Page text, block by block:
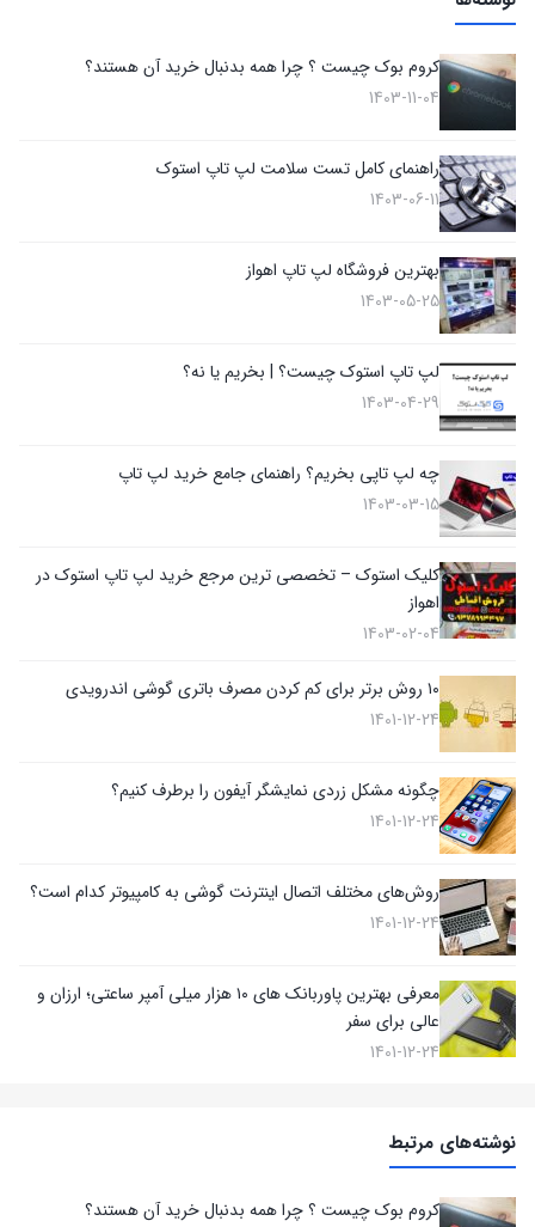
کروم بوک چیست ؟ چرا همه بدنبال خرید آن هستند؟
1403-11-04
راهنمای کامل تست سلامت لپ تاپ استوک
1403-06-11
بهترین فروشگاه لپ تاپ اهواز
1403-05-25
لپ تاپ استوک چیست؟ | بخریم یا نه؟
1403-04-29
چه لپ تاپی بخریم؟ راهنمای جامع خرید لپ تاپ
1403-03-15
کلیک استوک – تخصصی ترین مرجع خرید لپ تاپ استوک در
اهواز
1403-02-04
۱۰ روش برتر برای کم کردن مصرف باتری گوشی اندرویدی
1401-12-24
چگونه مشکل زردی نمایشگر آیفون را برطرف کنیم؟
1401-12-24
روش‌های مختلف اتصال اینترنت گوشی به کامپیوتر کدام است؟
1401-12-24
معرفی بهترین پاوربانک های ۱۰ هزار میلی آمپر ساعتی؛ ارزان و
عالی برای سفر
1401-12-24
نوشته‌های مرتبط
کروم بوک چیست ؟ چرا همه بدنبال خرید آن هستند؟